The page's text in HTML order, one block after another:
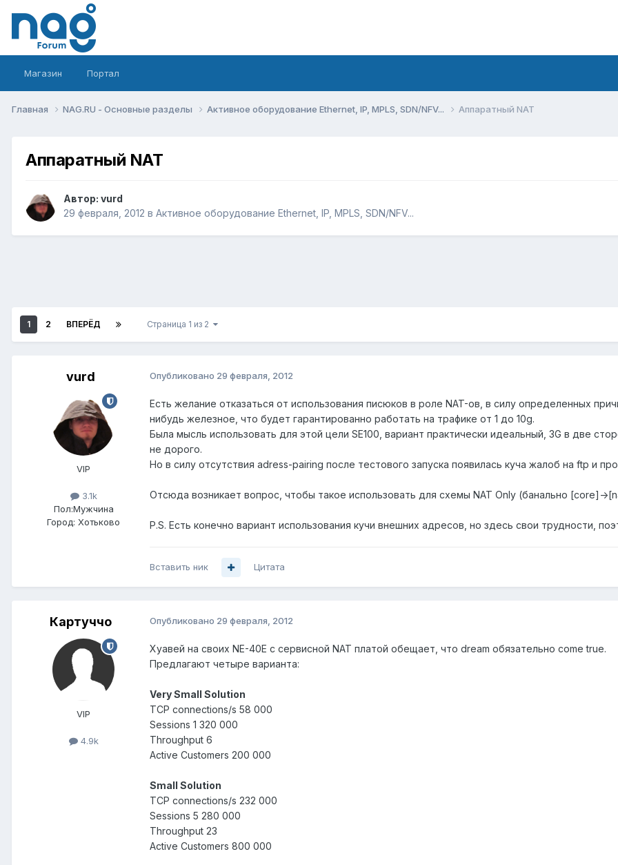
Магазин Портал
Главная NAG.RU - Основные разделы Активное оборудование Ethernet, IP, MPLS, SDN/NFV... Аппаратный NAT
Аппаратный NAT
Автор: vurd
29 февраля, 2012 в Активное оборудование Ethernet, IP, MPLS, SDN/NFV...
1 2 ВПЕРЁД Страница 1 из 2
vurd
VIP
3.1k
Пол:Мужчина
Город: Хотьково
Опубликовано 29 февраля, 2012
Есть желание отказаться от использования писюков в роле NAT-ов, в силу определенных
нибудь железное, что будет гарантированно работать на трафике от 1 до 10g.
Была мысль использовать для этой цели SE100, вариант практически идеальный, 3G в две
не дорого.
Но в силу отсутствия adress-pairing после тестового запуска появилась куча жалоб на ftp и
Отсюда возникает вопрос, чтобы такое использовать для схемы NAT Only (банально [core]-
P.S. Есть конечно вариант использования кучи внешних адресов, но здесь свои трудности,
Вставить ник Цитата
Картуччо
VIP
4.9k
Опубликовано 29 февраля, 2012
Хуавей на своих NE-40E c сервисной NAT платой обещает, что dream обязательно come true.
Предлагают четыре варианта:
Very Small Solution
TCP connections/s 58 000
Sessions 1 320 000
Throughput 6
Active Customers 200 000
Small Solution
TCP connections/s 232 000
Sessions 5 280 000
Throughput 23
Active Customers 800 000